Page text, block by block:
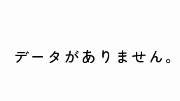
データがありません。